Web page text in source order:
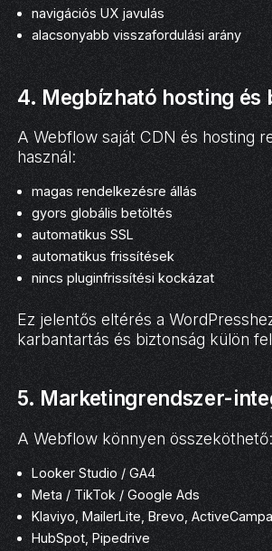
navigációs UX javulás
alacsonyabb visszafordulási arány
4. Megbízható hosting és
A Webflow saját CDN és hosting
használ:
magas rendelkezésre állás
gyors globális betöltés
automatikus SSL
automatikus frissítések
nincs pluginfrissítési kockázat
Ez jelentős eltérés a
karbantartás és biztonság külön
5. Marketingrendszer-
A Webflow könnyen összeköthető:
Looker Studio / GA4
Meta / TikTok / Google Ads
Klaviyo, MailerLite, Brevo,
HubSpot, Pipedrive